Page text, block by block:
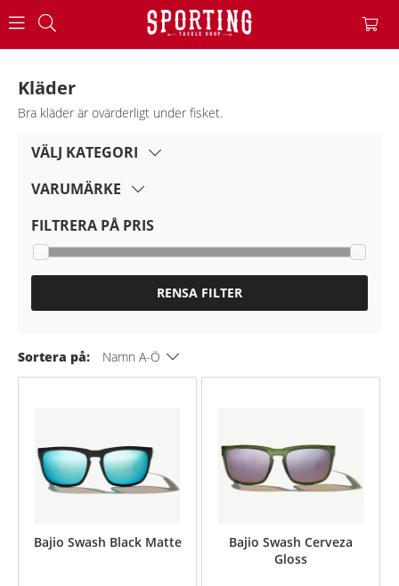
VÄLJ KATEGORI
VARUMÄRKE
FILTRERA PÅ PRIS
RENSA FILTER
Kläder
Bra kläder är ovärderligt under fisket.
Sortera på: Namn A-Ö
Bajio Swash Black Matte
Bajio Swash Cerveza
Gloss